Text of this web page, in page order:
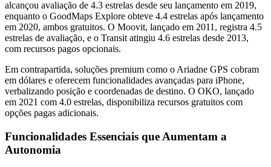
alcançou avaliação de 4.3 estrelas desde seu lançamento em 2019,
enquanto o GoodMaps Explore obteve 4.4 estrelas após lançamento
em 2020, ambos gratuitos. O Moovit, lançado em 2011, registra 4.5
estrelas de avaliação, e o Transit atingiu 4.6 estrelas desde 2013,
com recursos pagos opcionais.
Em contrapartida, soluções premium como o Ariadne GPS cobram
em dólares e oferecem funcionalidades avançadas para iPhone,
verbalizando posição e coordenadas de destino. O OKO, lançado
em 2021 com 4.0 estrelas, disponibiliza recursos gratuitos com
opções pagas adicionais.
Funcionalidades Essenciais que Aumentam a
Autonomia